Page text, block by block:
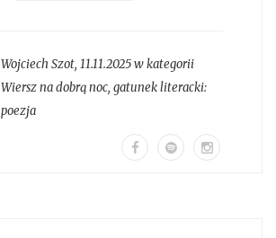
Wojciech Szot, 11.11.2025 w kategorii
Wiersz na dobrą noc, gatunek literacki:
poezja